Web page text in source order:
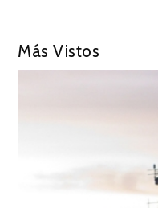
Más Vistos